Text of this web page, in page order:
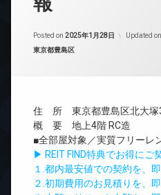
Posted on 2025年1月28日 Updated on
カテゴリー:
東京都豊島区
住 所 東京都豊島区北大塚
概 要 地上4階 RC造
■全部屋対象／実質フリーレ
▶ REIT FIND特典でお得にご
１.都内最安値での契約を、
２.初期費用のお見積りを、